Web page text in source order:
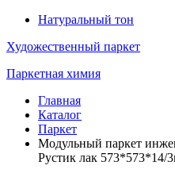
Натуральный тон
Художественный паркет
Паркетная химия
Главная
Каталог
Паркет
Модульный паркет
Рустик лак 573*573*14/